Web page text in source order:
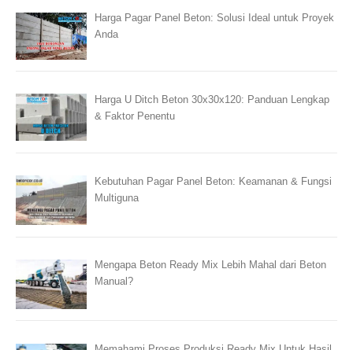
Harga Pagar Panel Beton: Solusi Ideal untuk Proyek
Anda
Harga U Ditch Beton 30x30x120: Panduan Lengkap
& Faktor Penentu
Kebutuhan Pagar Panel Beton: Keamanan & Fungsi
Multiguna
Mengapa Beton Ready Mix Lebih Mahal dari Beton
Manual?